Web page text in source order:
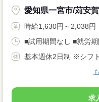
愛知県一宮市/苅安賀
時給1,630円～2,038円
■試用期間なし ■就労
基本週休2日制 ※シフ
求